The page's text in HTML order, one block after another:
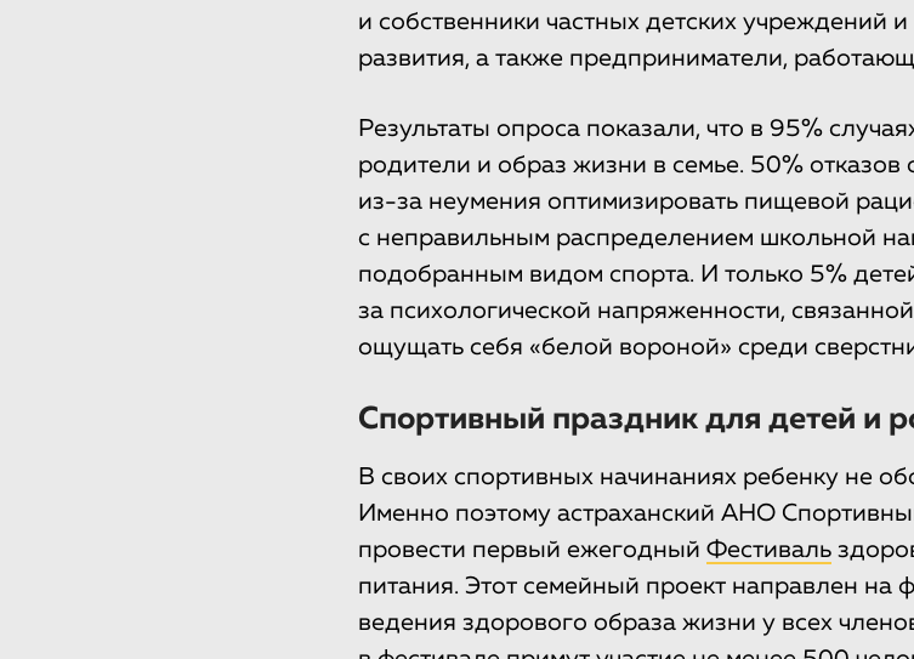
и собственники частных детских учреждений
развития, а также предприниматели,
Результаты опроса показали, что в 95%
родители и образ жизни в семье. 50%
из-за неумения оптимизировать пищевой
с неправильным распределением школьной
подобранным видом спорта. И только 5%
за психологической напряженности,
ощущать себя «белой вороной» среди
Спортивный праздник для детей и
В своих спортивных начинаниях ребенку не
Именно поэтому астраханский АНО
провести первый ежегодный Фестиваль
питания. Этот семейный проект направлен на
ведения здорового образа жизни у всех